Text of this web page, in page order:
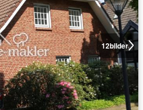
12bilder